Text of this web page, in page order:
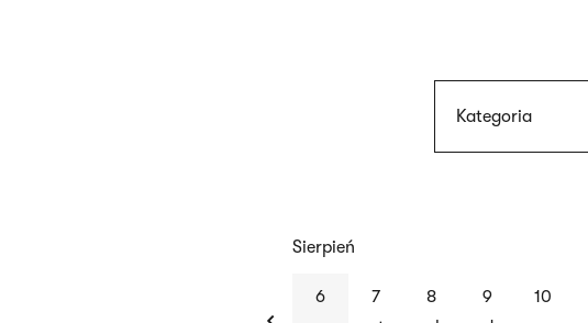
Kategoria
previous
Sierpień
6
7
8
9
10